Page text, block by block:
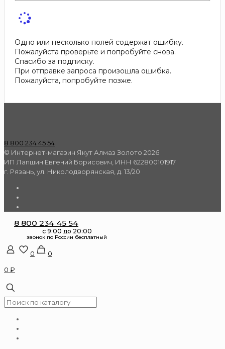
Одно или несколько полей содержат ошибку.
Пожалуйста проверьте и попробуйте снова.
Спасибо за подписку.
При отправке запроса произошла ошибка.
Пожалуйста, попробуйте позже.
8 800 234 45 54
© Интернет-магазин Якут Алмаз Золото 2026
ИП Лапшин Евгений Борисович, ИНН 622800101917
г. Рязань, ул. Николодворянская, д. 13/20
8 800 234 45 54
0
0
0 ₽